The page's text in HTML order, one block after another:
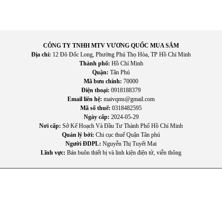
CÔNG TY TNHH MTV VƯƠNG QUỐC MUA SẮM
Địa chỉ: 12 Đô Đốc Long, Phường Phú Thọ Hòa, TP Hồ Chí Minh
Thành phố: Hồ Chí Minh
Quận: Tân Phú
Mã bưu chính: 70000
Điện thoại: 0918188379
Email liên hệ: maivqms@gmail.com
Mã số thuế: 0318482595
Ngày cấp: 2024-05-29
Nơi cấp: Sở Kế Hoạch Và Đầu Tư Thành Phố Hồ Chí Minh
Quản lý bởi: Chi cục thuế Quận Tân phú
Người ĐDPL: Nguyễn Thị Tuyết Mai
Lĩnh vực: Bán buôn thiết bị và linh kiện điện tử, viễn thông